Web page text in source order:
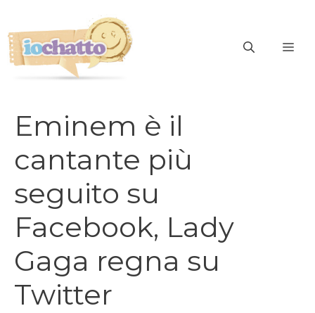
contenuto
Eminem è il
cantante più
seguito su
Facebook, Lady
Gaga regna su
Twitter